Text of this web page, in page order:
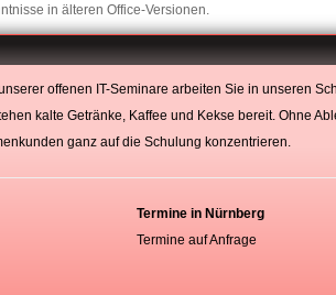
in älteren Office-Versionen.
offenen IT-Seminare arbeiten Sie in unseren
kalte Getränke, Kaffee und Kekse bereit. Ohne
ganz auf die Schulung konzentrieren.
Termine in Nürnberg
Termine auf Anfrage